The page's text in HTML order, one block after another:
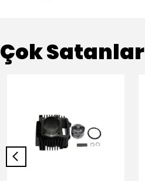
Çok Satanlar